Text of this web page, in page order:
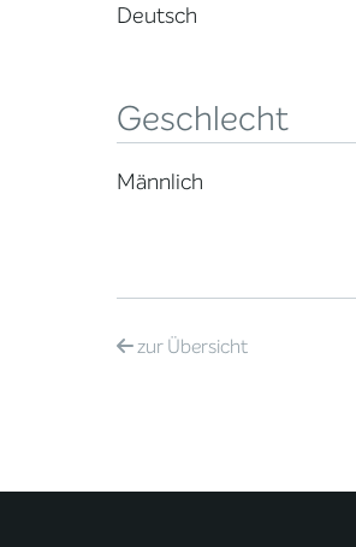
Deutsch
Geschlecht
Männlich
zurÜbersicht